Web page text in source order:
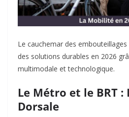
Le cauchemar des
des solutions durables en 2026
multimodale et technologique.
Le Métro et le BRT :
Dorsale